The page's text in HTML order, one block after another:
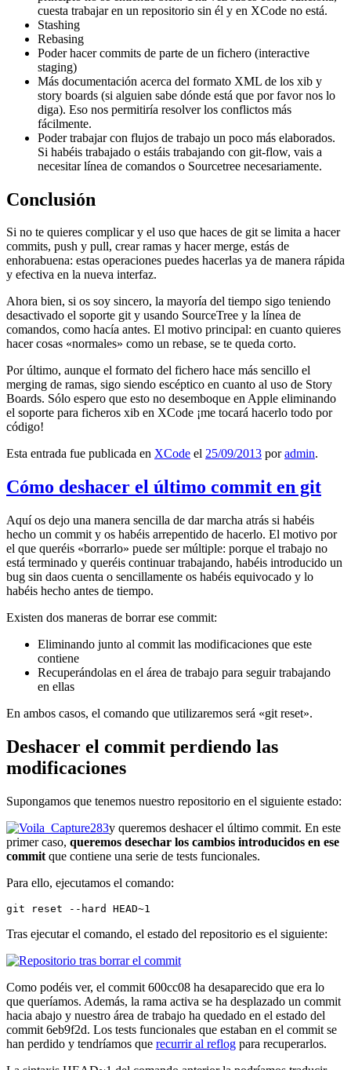
cuesta trabajar en un repositorio sin él y en XCode no está.
Stashing
Rebasing
Poder hacer commits de parte de un fichero (interactive
staging)
Más documentación acerca del formato XML de los xib y
story boards (si alguien sabe dónde está que por favor nos lo
diga). Eso nos permitiría resolver los conflictos más
fácilmente.
Poder trabajar con flujos de trabajo un poco más elaborados.
Si habéis trabajado o estáis trabajando con git-flow, vais a
necesitar línea de comandos o Sourcetree necesariamente.
Conclusión
Si no te quieres complicar y el uso que haces de git se limita a hacer
commits, push y pull, crear ramas y hacer merge, estás de
enhorabuena: estas operaciones puedes hacerlas ya de manera rápida
y efectiva en la nueva interfaz.
Ahora bien, si os soy sincero, la mayoría del tiempo sigo teniendo
desactivado el soporte git y usando SourceTree y la línea de
comandos, como hacía antes. El motivo principal: en cuanto quieres
hacer cosas «normales» como un rebase, se te queda corto.
Por último, aunque el formato del fichero hace más sencillo el
merging de ramas, sigo siendo escéptico en cuanto al uso de Story
Boards. Sólo espero que esto no desemboque en Apple eliminando
el soporte para ficheros xib en XCode ¡me tocará hacerlo todo por
código!
Esta entrada fue publicada en XCode el 25/09/2013 poradmin.
Cómo deshacer el último commit en git
Aquí os dejo una manera sencilla de dar marcha atrás si habéis
hecho un commit y os habéis arrepentido de hacerlo. El motivo por
el que queréis «borrarlo» puede ser múltiple: porque el trabajo no
está terminado y queréis continuar trabajando, habéis introducido un
bug sin daos cuenta o sencillamente os habéis equivocado y lo
habéis hecho antes de tiempo.
Existen dos maneras de borrar ese commit:
Eliminando junto al commit las modificaciones que este
contiene
Recuperándolas en el área de trabajo para seguir trabajando
en ellas
En ambos casos, el comando que utilizaremos será «git reset».
Deshacer el commit perdiendo las
modificaciones
Supongamos que tenemos nuestro repositorio en el siguiente estado:
y queremos deshacer el último commit. En este
primer caso, queremos desechar los cambios introducidos en ese
commit que contiene una serie de tests funcionales.
Para ello, ejecutamos el comando:
git reset --hard HEAD~1
Tras ejecutar el comando, el estado del repositorio es el siguiente:
Como podéis ver, el commit 600cc08 ha desaparecido que era lo
que queríamos. Además, la rama activa se ha desplazado un commit
hacia abajo y nuestro área de trabajo ha quedado en el estado del
commit 6eb9f2d. Los tests funcionales que estaban en el commit se
han perdido y tendríamos que recurrir al reflog para recuperarlos.